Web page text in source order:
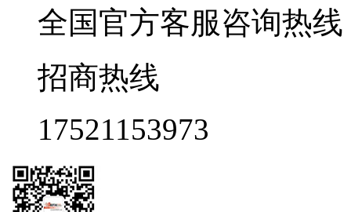
全国官方客服咨询热线
招商热线
17521153973